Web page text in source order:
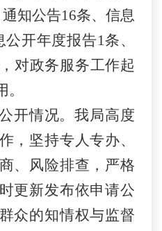
知公告16条、信息
公开年度报告1条、
对政务服务工作起
开情况。我局高度
，坚持专人专办、
、风险排查，严格
更新发布依申请公
众的知情权与监督